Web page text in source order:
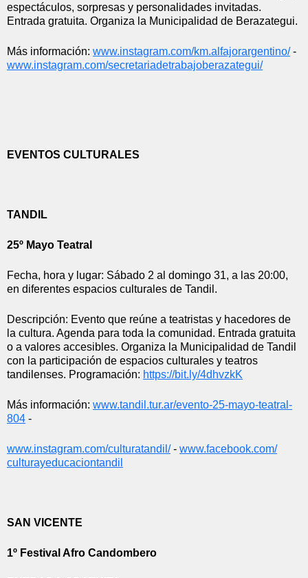
espectáculos, sorpresas y personalidades invitadas.
Entrada gratuita. Organiza la Municipalidad de Berazategui.
Más información: www.instagram.com/km.alfajorargentino/
www.instagram.com/secretariadetrabajoberazategui/
EVENTOS CULTURALES
TANDIL
25º Mayo Teatral
Fecha, hora y lugar: Sábado 2 al domingo 31, a las 20:00,
en diferentes espacios culturales de Tandil.
Descripción: Evento que reúne a teatristas y hacedores de
la cultura. Agenda para toda la comunidad. Entrada gratuita
o a valores accesibles. Organiza la Municipalidad de Tandil
con la participación de espacios culturales y teatros
tandilenses. Programación: https://bit.ly/4dhvzkK
Más información: www.tandil.tur.ar/evento-25-mayo-teatral-
804 -
www.instagram.com/culturatandil/ - www.facebook.com/
culturayeducaciontandil
SAN VICENTE
1º Festival Afro Candombero